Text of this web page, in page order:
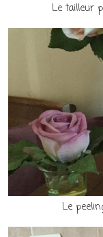
Le tailleur
Le